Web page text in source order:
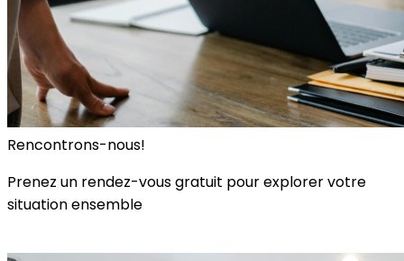
Rencontrons-nous!
Prenez un rendez-vous gratuit pour explorer votre
situation ensemble